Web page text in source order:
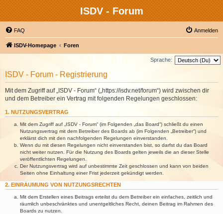
ISDV - Forum
FAQ Anmelden
ISDV-Homepage Foren
Sprache:
ISDV - Forum - Registrierung
Mit dem Zugriff auf „ISDV - Forum“ („https://isdv.net/forum“) wird zwischen dir
und dem Betreiber ein Vertrag mit folgenden Regelungen geschlossen:
1. NUTZUNGSVERTRAG
Mit dem Zugriff auf „ISDV - Forum“ (im Folgenden „das Board“) schließt du einen
Nutzungsvertrag mit dem Betreiber des Boards ab (im Folgenden „Betreiber“) und
erklärst dich mit den nachfolgenden Regelungen einverstanden.
Wenn du mit diesen Regelungen nicht einverstanden bist, so darfst du das Board
nicht weiter nutzen. Für die Nutzung des Boards gelten jeweils die an dieser Stelle
veröffentlichten Regelungen.
Der Nutzungsvertrag wird auf unbestimmte Zeit geschlossen und kann von beiden
Seiten ohne Einhaltung einer Frist jederzeit gekündigt werden.
2. EINRÄUMUNG VON NUTZUNGSRECHTEN
Mit dem Erstellen eines Beitrags erteilst du dem Betreiber ein einfaches, zeitlich und
räumlich unbeschränktes und unentgeltliches Recht, deinen Beitrag im Rahmen des
Boards zu nutzen.